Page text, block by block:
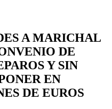
A MARICHAL
DE
Y SIN
EN
DE EUROS